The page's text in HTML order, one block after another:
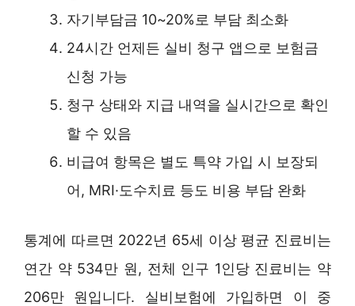
자기부담금 10~20%로 부담 최소화
24시간 언제든 실비 청구 앱으로 보험금
신청 가능
청구 상태와 지급 내역을 실시간으로 확인
할 수 있음
비급여 항목은 별도 특약 가입 시 보장되
어, MRI·도수치료 등도 비용 부담 완화
통계에 따르면 2022년 65세 이상 평균 진료비는
연간 약 534만 원, 전체 인구 1인당 진료비는 약
206만 원입니다. 실비보험에 가입하면 이 중